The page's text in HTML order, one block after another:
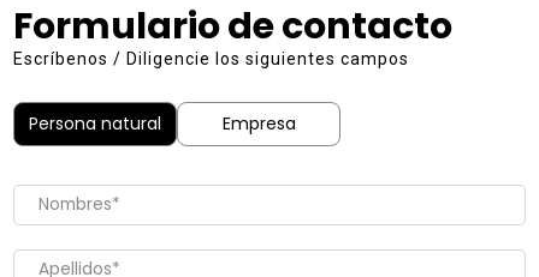
Formulario de contacto
Escríbenos / Diligencie los siguientes campos
Persona natural Empresa